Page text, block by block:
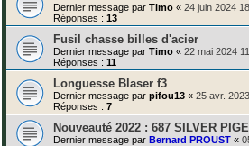
Dernier message par Timo « 24 juin 2024
Réponses : 13
Fusil chasse billes d'acier
Dernier message par Timo « 22 mai 2024
Réponses : 11
Longuesse Blaser f3
Dernier message par pifou13 « 25 avr.
Réponses : 7
Nouveauté 2022 : 687 SILVER
Dernier message par Bernard PROUST «